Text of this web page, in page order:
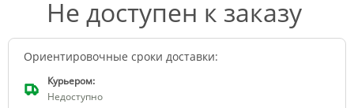
Не доступен к заказу
Ориентировочные сроки доставки:
Курьером:
Недоступно